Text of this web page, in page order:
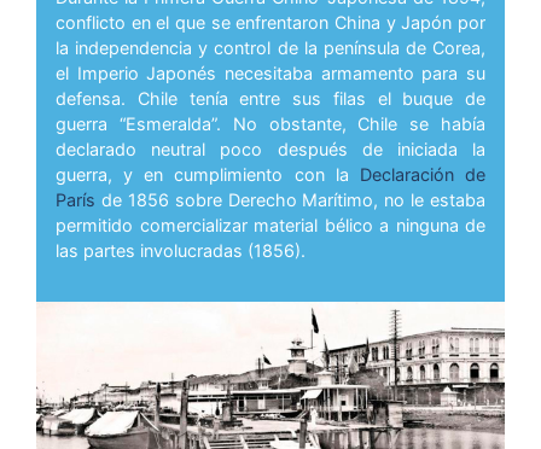
conflicto en el que se enfrentaron China y Japón por
la independencia y control de la península de Corea,
el Imperio Japonés necesitaba armamento para su
defensa. Chile tenía entre sus filas el buque de
guerra “Esmeralda”. No obstante, Chile se había
declarado neutral poco después de iniciada la
guerra, y en cumplimiento con la Declaración de
París de 1856 sobre Derecho Marítimo, no le estaba
permitido comercializar material bélico a ninguna de
las partes involucradas (1856).